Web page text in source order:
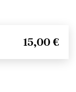
15,00 €